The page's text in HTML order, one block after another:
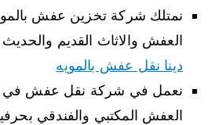
نمتلك شركة تخزين عفش
العفش والاثاث القديم
دينا نقل عفش بالمويه
نعمل في شركة نقل عفش في
العفش المكتبي والفندقي